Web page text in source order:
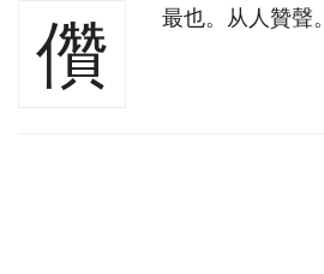
儹 最也。从人贊聲。